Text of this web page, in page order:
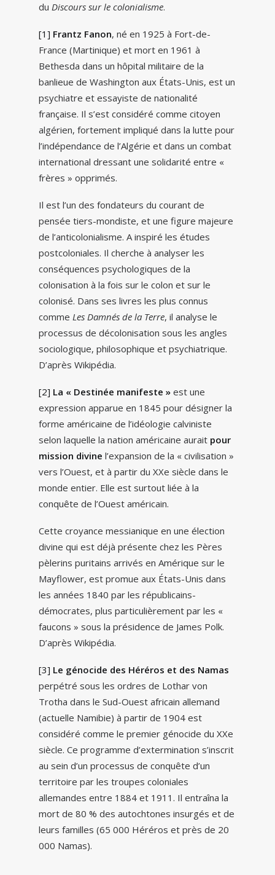
du Discours sur le colonialisme.
[1] Frantz Fanon, né en 1925 à Fort-de-
France (Martinique) et mort en 1961 à
Bethesda dans un hôpital militaire de la
banlieue de Washington aux États-Unis, est un
psychiatre et essayiste de nationalité
française. Il s’est considéré comme citoyen
algérien, fortement impliqué dans la lutte pour
l’indépendance de l’Algérie et dans un combat
international dressant une solidarité entre «
frères » opprimés.
Il est l’un des fondateurs du courant de
pensée tiers-mondiste, et une figure majeure
de l’anticolonialisme. A inspiré les études
postcoloniales. Il cherche à analyser les
conséquences psychologiques de la
colonisation à la fois sur le colon et sur le
colonisé. Dans ses livres les plus connus
comme Les Damnés de la Terre, il analyse le
processus de décolonisation sous les angles
sociologique, philosophique et psychiatrique.
D’après Wikipédia.
[2] La « Destinée manifeste » est une
expression apparue en 1845 pour désigner la
forme américaine de l’idéologie calviniste
selon laquelle la nation américaine aurait pour
mission divine l’expansion de la « civilisation »
vers l’Ouest, et à partir du XXe siècle dans le
monde entier. Elle est surtout liée à la
conquête de l’Ouest américain.
Cette croyance messianique en une élection
divine qui est déjà présente chez les Pères
pèlerins puritains arrivés en Amérique sur le
Mayflower, est promue aux États-Unis dans
les années 1840 par les républicains-
démocrates, plus particulièrement par les «
faucons » sous la présidence de James Polk.
D’après Wikipédia.
[3] Le génocide des Héréros et des Namas
perpétré sous les ordres de Lothar von
Trotha dans le Sud-Ouest africain allemand
(actuelle Namibie) à partir de 1904 est
considéré comme le premier génocide du XXe
siècle. Ce programme d’extermination s’inscrit
au sein d’un processus de conquête d’un
territoire par les troupes coloniales
allemandes entre 1884 et 1911. Il entraîna la
mort de 80 % des autochtones insurgés et de
leurs familles (65 000 Héréros et près de 20
000 Namas).